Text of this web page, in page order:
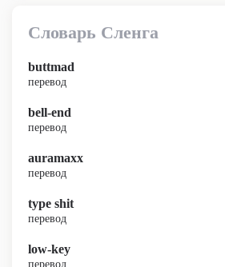
Словарь Сленга
buttmad
перевод
bell-end
перевод
auramaxx
перевод
type shit
перевод
low-key
перевод